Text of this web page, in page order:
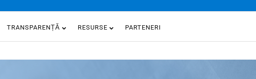
TRANSPARENȚĂ RESURSE PARTENERI